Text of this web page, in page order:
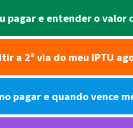
pagar e entender o valor
a 2ª via do meu IPTU
pagar e quando vence